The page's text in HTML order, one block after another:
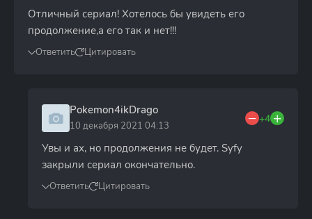
Отличный сериал! Хотелось бы увидеть его
продолжение,а его так и нет!!!
Ответить Цитировать
Pokemon4ikDrago
10 декабря 2021 04:13
+4
Увы и ах, но продолжения не будет. Syfy
закрыли сериал окончательно.
Ответить Цитировать